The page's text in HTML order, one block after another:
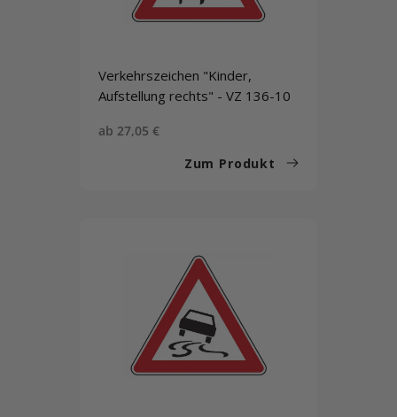
Verkehrszeichen "Kinder,
Aufstellung rechts" - VZ 136-10
Sonderpreis
ab 27,05 €
Zum Produkt